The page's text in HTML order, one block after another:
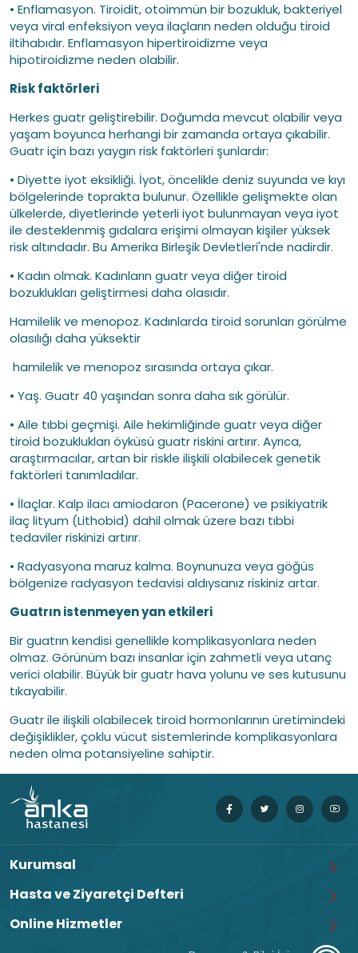
• Enflamasyon. Tiroidit, otoimmün bir bozukluk, bakteriyel
veya viral enfeksiyon veya ilaçların neden olduğu tiroid
iltihabıdır. Enflamasyon hipertiroidizme veya
hipotiroidizme neden olabilir.
Risk faktörleri
Herkes guatr geliştirebilir. Doğumda mevcut olabilir veya
yaşam boyunca herhangi bir zamanda ortaya çıkabilir.
Guatr için bazı yaygın risk faktörleri şunlardır:
• Diyette iyot eksikliği. İyot, öncelikle deniz suyunda ve kıyı
bölgelerinde toprakta bulunur. Özellikle gelişmekte olan
ülkelerde, diyetlerinde yeterli iyot bulunmayan veya iyot
ile desteklenmiş gıdalara erişimi olmayan kişiler yüksek
risk altındadır. Bu Amerika Birleşik Devletleri'nde nadirdir.
• Kadın olmak. Kadınların guatr veya diğer tiroid
bozuklukları geliştirmesi daha olasıdır.
Hamilelik ve menopoz. Kadınlarda tiroid sorunları görülme
olasılığı daha yüksektir
hamilelik ve menopoz sırasında ortaya çıkar.
• Yaş. Guatr 40 yaşından sonra daha sık görülür.
• Aile tıbbi geçmişi. Aile hekimliğinde guatr veya diğer
tiroid bozuklukları öyküsü guatr riskini artırır. Ayrıca,
araştırmacılar, artan bir riskle ilişkili olabilecek genetik
faktörleri tanımladılar.
• İlaçlar. Kalp ilacı amiodaron (Pacerone) ve psikiyatrik
ilaç lityum (Lithobid) dahil olmak üzere bazı tıbbi
tedaviler riskinizi artırır.
• Radyasyona maruz kalma. Boynunuza veya göğüs
bölgenize radyasyon tedavisi aldıysanız riskiniz artar.
Guatrın istenmeyen yan etkileri
Bir guatrın kendisi genellikle komplikasyonlara neden
olmaz. Görünüm bazı insanlar için zahmetli veya utanç
verici olabilir. Büyük bir guatr hava yolunu ve ses kutusunu
tıkayabilir.
Guatr ile ilişkili olabilecek tiroid hormonlarının üretimindeki
değişiklikler, çoklu vücut sistemlerinde komplikasyonlara
neden olma potansiyeline sahiptir.
Kurumsal
Hasta ve Ziyaretçi Defteri
Online Hizmetler